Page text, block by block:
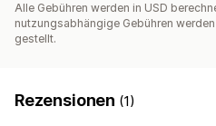
Alle Gebühren werden in USD
nutzungsabhängige Gebühren
gestellt.
Rezensionen (1)